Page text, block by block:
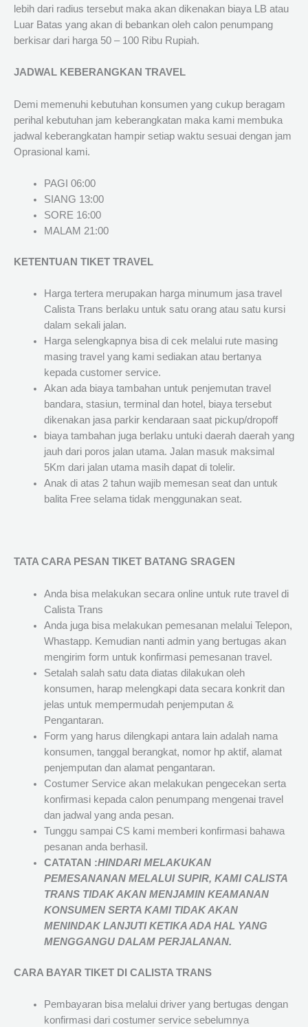
lebih dari radius tersebut maka akan dikenakan biaya LB atau
Luar Batas yang akan di bebankan oleh calon penumpang
berkisar dari harga 50 – 100 Ribu Rupiah.
JADWAL KEBERANGKAN TRAVEL
Demi memenuhi kebutuhan konsumen yang cukup beragam
perihal kebutuhan jam keberangkatan maka kami membuka
jadwal keberangkatan hampir setiap waktu sesuai dengan jam
Oprasional kami.
PAGI 06:00
SIANG 13:00
SORE 16:00
MALAM 21:00
KETENTUAN TIKET TRAVEL
Harga tertera merupakan harga minumum jasa travel
Calista Trans berlaku untuk satu orang atau satu kursi
dalam sekali jalan.
Harga selengkapnya bisa di cek melalui rute masing
masing travel yang kami sediakan atau bertanya
kepada customer service.
Akan ada biaya tambahan untuk penjemutan travel
bandara, stasiun, terminal dan hotel, biaya tersebut
dikenakan jasa parkir kendaraan saat pickup/dropoff
biaya tambahan juga berlaku untuki daerah daerah yang
jauh dari poros jalan utama. Jalan masuk maksimal
5Km dari jalan utama masih dapat di tolelir.
Anak di atas 2 tahun wajib memesan seat dan untuk
balita Free selama tidak menggunakan seat.
TATA CARA PESAN TIKET BATANG SRAGEN
Anda bisa melakukan secara online untuk rute travel di
Calista Trans
Anda juga bisa melakukan pemesanan melalui Telepon,
Whastapp. Kemudian nanti admin yang bertugas akan
mengirim form untuk konfirmasi pemesanan travel.
Setalah salah satu data diatas dilakukan oleh
konsumen, harap melengkapi data secara konkrit dan
jelas untuk mempermudah penjemputan &
Pengantaran.
Form yang harus dilengkapi antara lain adalah nama
konsumen, tanggal berangkat, nomor hp aktif, alamat
penjemputan dan alamat pengantaran.
Costumer Service akan melakukan pengecekan serta
konfirmasi kepada calon penumpang mengenai travel
dan jadwal yang anda pesan.
Tunggu sampai CS kami memberi konfirmasi bahawa
pesanan anda berhasil.
CATATAN :HINDARI MELAKUKAN
PEMESANANAN MELALUI SUPIR, KAMICALISTA
TRANSTIDAK AKAN MENJAMINKEAMANAN
KONSUMEN SERTA KAMI TIDAK AKAN
MENINDAK LANJUTI KETIKA ADA HAL YANG
MENGGANGU DALAM PERJALANAN.
CARA BAYAR TIKET DI CALISTA TRANS
Pembayaran bisa melalui driver yang bertugas dengan
konfirmasi dari costumer service sebelumnya